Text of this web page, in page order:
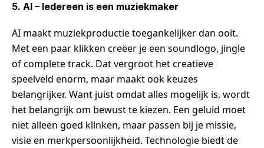
5. AI – Iedereen is een muziekmaker
AI maakt muziekproductie toegankelijker dan ooit.
Met een paar klikken creëer je een soundlogo, jingle
of complete track. Dat vergroot het creatieve
speelveld enorm, maar maakt ook keuzes
belangrijker. Want juist omdat alles mogelijk is, wordt
het belangrijk om bewust te kiezen. Een geluid moet
niet alleen goed klinken, maar passen bij je missie,
visie en merkpersoonlijkheid. Technologie biedt de